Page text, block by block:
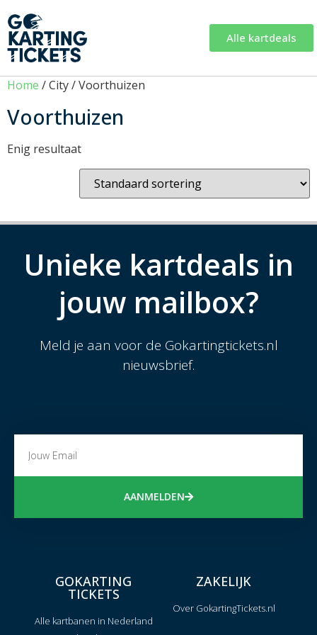
Alle kartdeals
Home / City / Voorthuizen
Voorthuizen
Enig resultaat
Unieke kartdeals in
jouw mailbox?
Meld je aan voor de Gokartingtickets.nl
nieuwsbrief.
AANMELDEN
GOKARTING
TICKETS
Alle kartbanen in Nederland
ZAKELIJK
Over GokartingTickets.nl